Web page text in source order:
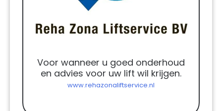
Voor wanneer u goed onderhoud
en advies voor uw lift wil krijgen.
www.rehazonaliftservice.nl